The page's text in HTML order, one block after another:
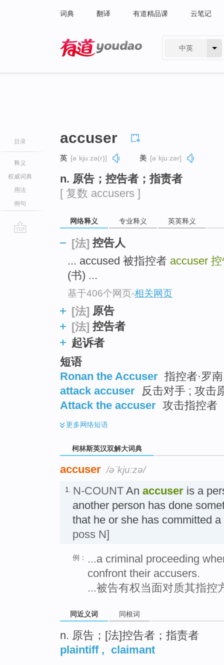
词典 翻译 有道精品课 云笔记
中英
目录
释义
权威词典
用法
例句
accuser
英 [əˈkjuːzə(r)] 美 [əˈkjuːzər]
n. 原告；控告者；指责者
[ 复数 accusers ]
网络释义 专业释义 英英释义
[法] 控告人
... accused 被指控者 accuser
(书) ...
基于406个网页-相关网页
[法] 原告
[法] 控告者
起诉者
短语
Ronan the Accuser 指控者·罗
attack accuser 反击对手 ; 攻击
Attack the accuser 攻击指控者
更多网络短语
柯林斯英汉双解大词典
accuser /əˈkjuːzə/
1. N-COUNT An accuser is a
another person has done
that he or she has committed
poss N]
例：
...a criminal proceeding
confront their accusers.
...被告有权当面对质其指控
同近义词 同根词
n. 原告；[法]控告者；指责者
plaintiff, claimant